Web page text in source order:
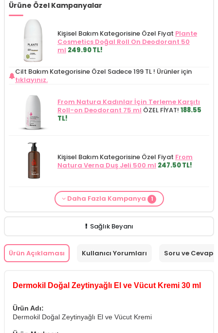
Ürüne Özel Kampanyalar
Kişisel Bakım Kategorisine Özel Fiyat Plante
Cosmetics Doğal Roll On Deodorant 50
ml 249.90 TL!
Cilt Bakım Kategorisine Özel Sadece 199 TL ! Ürünler için
tıklayınız.
From Natura Kadınlar İçin Terleme Karşıtı
Roll-on Deodorant 75 ml ÖZEL FİYAT! 188.55
TL!
Kişisel Bakım Kategorisine Özel Fiyat From
Natura Verna Duş Jeli 500 ml 247.50 TL!
Cilt Bakım ürünü siparişinizdeMamaaura
Daha Fazla Kampanya 1
Sağlık Beyanı
Ürün Açıklaması Kullanıcı Yorumları Soru ve Cevap
Dermokil Doğal Zeytinyağlı El ve Vücut Kremi 30 ml
Ürün Adı:
Dermokil Doğal Zeytinyağlı El ve Vücut Kremi